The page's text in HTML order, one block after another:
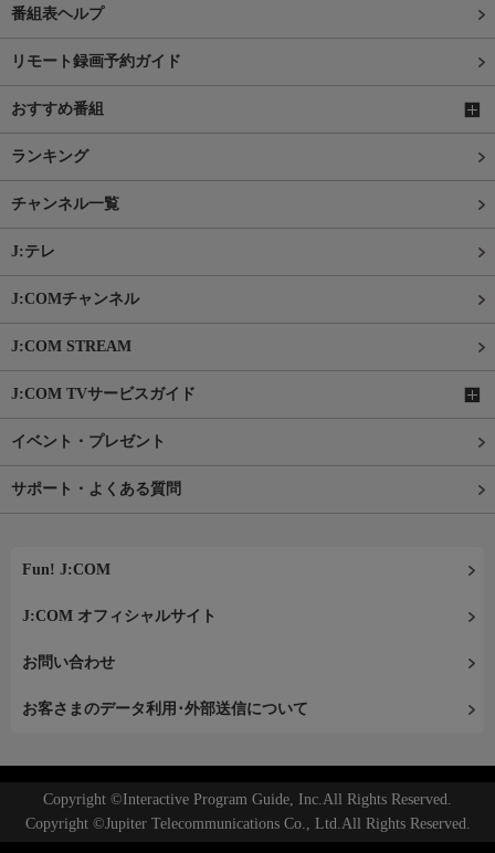
番組表ヘルプ
リモート録画予約ガイド
おすすめ番組
ランキング
チャンネル一覧
J:テレ
J:COMチャンネル
J:COM STREAM
J:COM TVサービスガイド
イベント・プレゼント
サポート・よくある質問
Fun! J:COM
J:COM オフィシャルサイト
お問い合わせ
お客さまのデータ利用･外部送信について
Copyright ©Interactive Program Guide, Inc.All Rights Reserved.
Copyright ©Jupiter Telecommunications Co., Ltd.All Rights Reserved.